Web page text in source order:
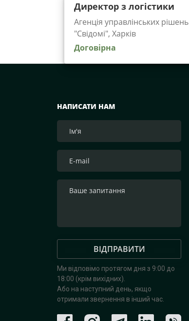
Директор з логістики
Агенція управлінських рішень
"Cвідомі", Харків
Договірна
НАПИСАТИ НАМ
ВІДПРАВИТИ
Ми відповімо протягом дня з 9:00 до
18:00 (крім вихідних).
Або на наступний день, якщо
отримали звернення в інший час.